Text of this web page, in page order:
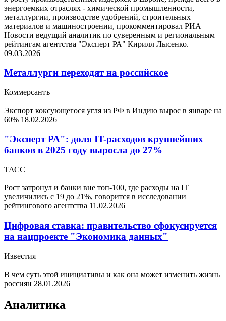
энергоемких отраслях - химической промышленности,
металлургии, производстве удобрений, строительных
материалов и машиностроении, прокомментировал РИА
Новости ведущий аналитик по суверенным и региональным
рейтингам агентства "Эксперт РА" Кирилл Лысенко.
09.03.2026
Металлурги переходят на российское
Коммерсантъ
Экспорт коксующегося угля из РФ в Индию вырос в январе на
60% 18.02.2026
"Эксперт РА": доля IT-расходов крупнейших
банков в 2025 году выросла до 27%
ТАСС
Рост затронул и банки вне топ-100, где расходы на IT
увеличились с 19 до 21%, говорится в исследовании
рейтингового агентства 11.02.2026
Цифровая ставка: правительство сфокусируется
на нацпроекте "Экономика данных"
Известия
В чем суть этой инициативы и как она может изменить жизнь
россиян 28.01.2026
Аналитика